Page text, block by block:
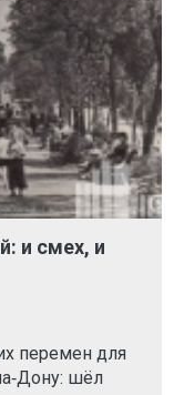
и смех, и
перемен для
шёл